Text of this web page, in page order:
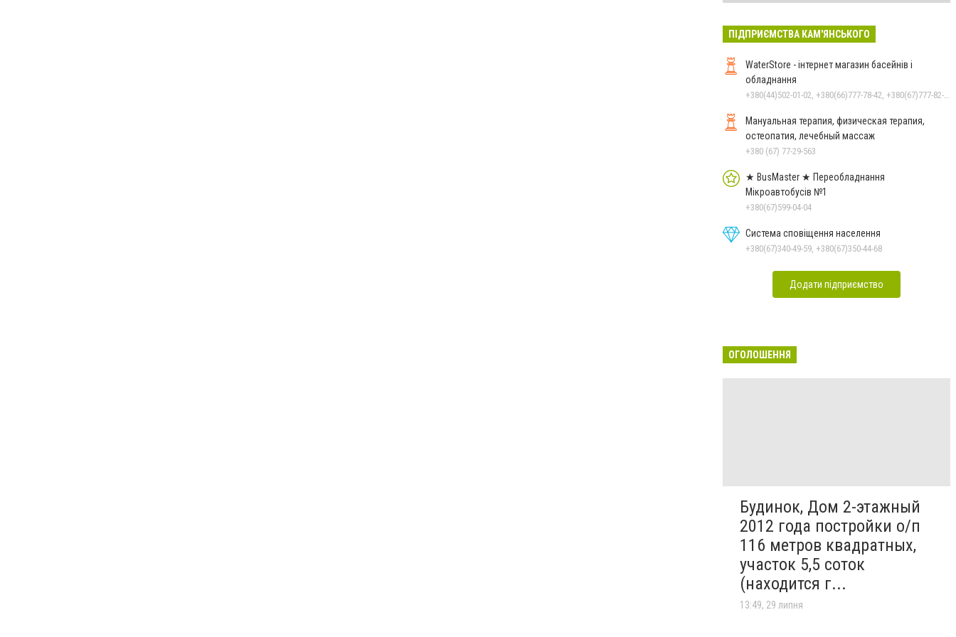
ПІДПРИЄМСТВА КАМ'ЯНСЬКОГО
WaterStore - інтернет магазин басейнів і
обладнання
Мануальная терапия, физическая терапия,
остеопатия, лечебный массаж
+380 (67) 77-29-563
★ BusMaster ★ Переобладнання
Мікроавтобусів №1
+380(67)599-04-04
Система сповіщення населення
+380(67)340-49-59, +380(67)350-44-68
Додати підприємство
ОГОЛОШЕННЯ
Будинок, Дом 2-этажный
2012 года постройки о/п
116 метров квадратных,
участок 5,5 соток
(находится г...
13:49, 29 липня